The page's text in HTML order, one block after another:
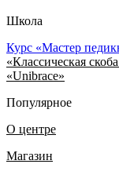
Школа
Курс «Мастер
«Классическая
«Unibrace»
Популярное
О центре
Магазин